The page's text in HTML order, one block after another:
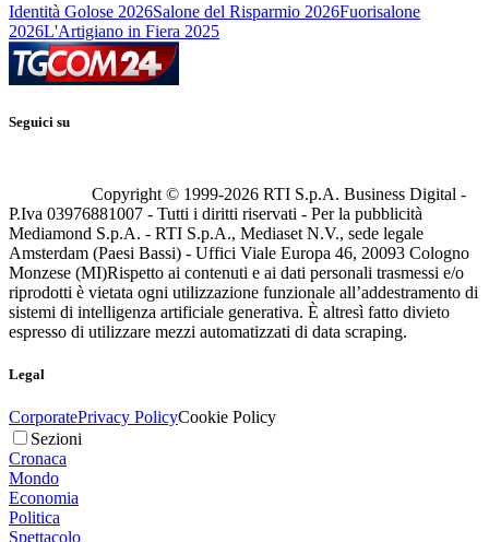
Identità Golose 2026Salone del Risparmio 2026Fuorisalone
2026L'Artigiano in Fiera 2025
Seguici su
Copyright © 1999-2026 RTI S.p.A. Business Digital -
P.Iva 03976881007 - Tutti i diritti riservati - Per la pubblicità
Mediamond S.p.A. - RTI S.p.A., Mediaset N.V., sede legale
Amsterdam (Paesi Bassi) - Uffici Viale Europa 46, 20093 Cologno
Monzese (MI)Rispetto ai contenuti e ai dati personali trasmessi e/o
riprodotti è vietata ogni utilizzazione funzionale all’addestramento di
sistemi di intelligenza artificiale generativa. È altresì fatto divieto
espresso di utilizzare mezzi automatizzati di data scraping.
Legal
CorporatePrivacy PolicyCookie Policy
Sezioni
Cronaca
Mondo
Economia
Politica
Spettacolo